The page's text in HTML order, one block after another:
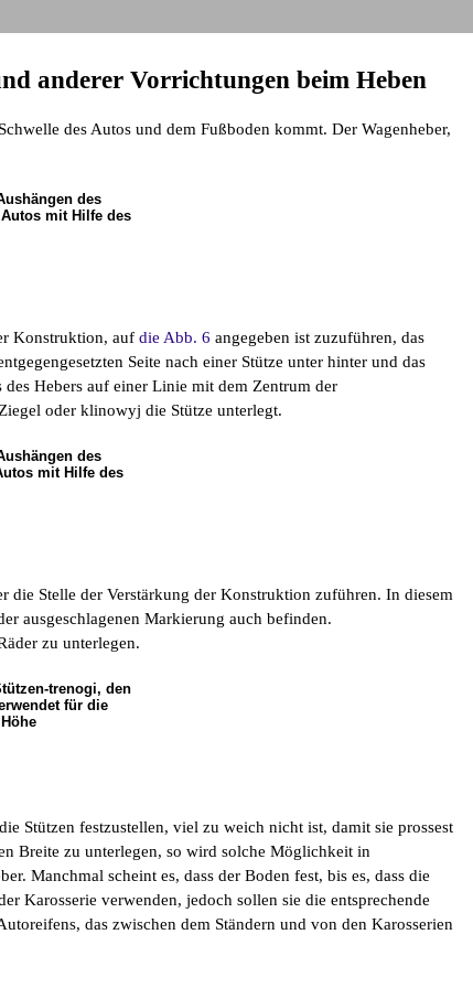
anderer Vorrichtungen beim Heben
des Autos und dem Fußboden kommt. Der Wagenheber,
des
mit Hilfe des
Konstruktion, auf die Abb. 6 angegeben ist zuzuführen, das
Seite nach einer Stütze unter hinter und das
Hebers auf einer Linie mit dem Zentrum der
oder klinowyj die Stütze unterlegt.
des
mit Hilfe des
die Stelle der Verstärkung der Konstruktion zuführen. In diesem
ausgeschlagenen Markierung auch befinden.
zu unterlegen.
trenogi, den
für die
Stützen festzustellen, viel zu weich nicht ist, damit sie prossest
Breite zu unterlegen, so wird solche Möglichkeit in
Manchmal scheint es, dass der Boden fest, bis es, dass die
Karosserie verwenden, jedoch sollen sie die entsprechende
das zwischen dem Ständern und von den Karosserien